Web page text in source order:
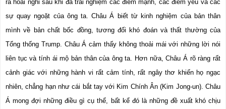
ra hoài nghi sau khi đã trải nghiệm các điểm mạnh, các điểm yếu và các
sự quay ngoặt của ông ta. Châu Á biết từ kinh nghiệm của bản thân
mình về bản chất bốc đồng, tương đối khó đoán và thất thường của
Tổng thống Trump. Châu Á cảm thấy không thoải mái với những lời nói
liên tục và tính ái mộ bản thân của ông ta. Hơn nữa, Châu Á rõ ràng rất
cảnh giác với những hành vi rất cảm tính, rất ngây thơ khiến họ ngạc
nhiên, chẳng hạn như cái bắt tay với Kim Chính Ân (Kim Jong-un). Châu
Á mong đợi những điều gì cụ thể, bất kể đó là những đề xuất khó chịu